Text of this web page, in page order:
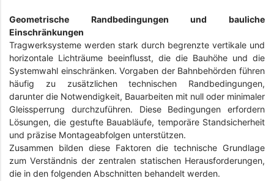
Geometrische Randbedingungen und bauliche
Einschränkungen
Tragwerksysteme werden stark durch begrenzte vertikale und
horizontale Lichträume beeinflusst, die die Bauhöhe und die
Systemwahl einschränken. Vorgaben der Bahnbehörden führen
häufig zu zusätzlichen technischen Randbedingungen,
darunter die Notwendigkeit, Bauarbeiten mit null oder minimaler
Gleissperrung durchzuführen. Diese Bedingungen erfordern
Lösungen, die gestufte Bauabläufe, temporäre Standsicherheit
und präzise Montageabfolgen unterstützen.
Zusammen bilden diese Faktoren die technische Grundlage
zum Verständnis der zentralen statischen Herausforderungen,
die in den folgenden Abschnitten behandelt werden.